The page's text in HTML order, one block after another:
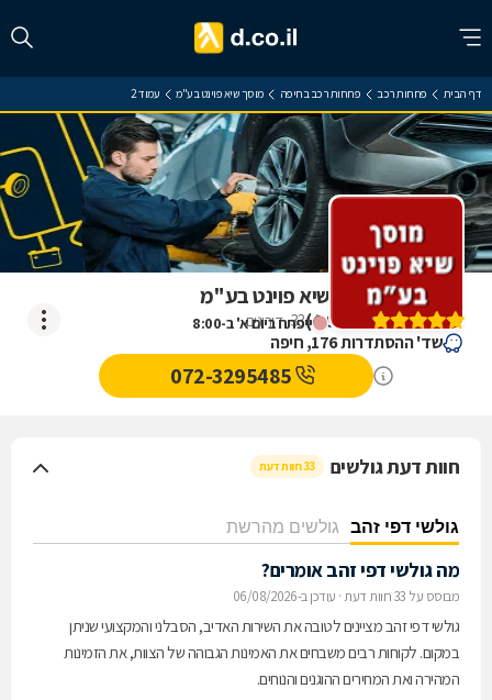
דף הבית פחחות רכב פחחות רכב בחיפה מוסך שיא פוינט בע"מ עמוד 2
ייפתח ביום א' ב-8:00
ביקורת על מוסך שיא פוינט בע"מ
(
4.9
)
33דירוגים
שד' ההסתדרות 176, חיפה
072-3295485
חוות דעת גולשים 33 חוות דעת
גולשי דפי זהב גולשים מהרשת
מה גולשי דפי זהב אומרים?
מבוסס על 33 חוות דעת · עודכן ב-06/08/2026
גולשי דפי זהב מציינים לטובה את השירות האדיב, הסבלני והמקצועי שניתן
במקום. לקוחות רבים משבחים את האמינות הגבוהה של הצוות, את הזמינות
המהירה ואת המחירים ההוגנים והנוחים.